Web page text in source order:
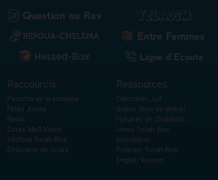
Raccourcis
Paracha de la semaine
Fêtes Juives
News
Cours Mp3-Vidéo
Yéchiva Torah-Box
Dédicacer un cours
Ressources
Calendrier Juif
Sidour (livre de prière)
Horaires de Chabbath
Livres Torah-Box
Inscription
Podcast Torah-Box
English Version